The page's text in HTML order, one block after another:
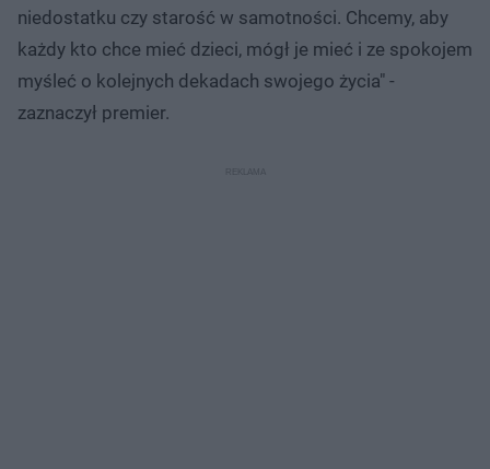
niedostatku czy starość w samotności. Chcemy, aby
każdy kto chce mieć dzieci, mógł je mieć i ze spokojem
myśleć o kolejnych dekadach swojego życia" -
zaznaczył premier.